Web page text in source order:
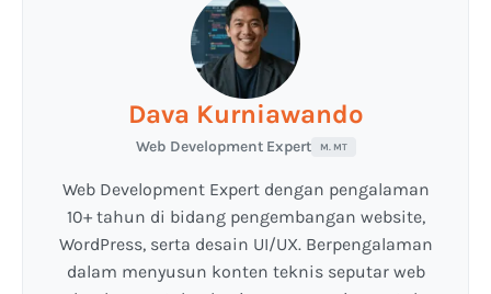
Dava Kurniawando
Web Development Expert M. MT
Web Development Expert dengan pengalaman
10+ tahun di bidang pengembangan website,
WordPress, serta desain UI/UX. Berpengalaman
dalam menyusun konten teknis seputar web